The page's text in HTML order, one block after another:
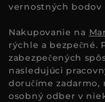
vernostných bodov
Nakupovanie na
rýchle a bezpečné.
zabezpečených
nasledujúci
doručíme zadarmo,
osobný odber v